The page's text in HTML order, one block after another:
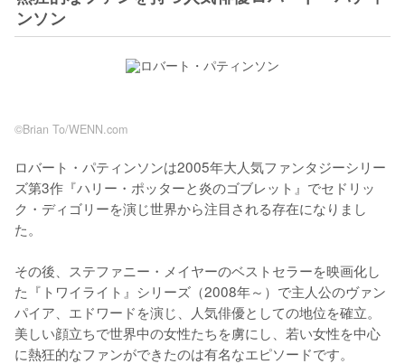
ンソン
©Brian To/WENN.com
ロバート・パティンソンは2005年大人気ファンタジーシリー
ズ第3作『ハリー・ポッターと炎のゴブレット』でセドリッ
ク・ディゴリーを演じ世界から注目される存在になりまし
た。
その後、ステファニー・メイヤーのベストセラーを映画化し
た『トワイライト』シリーズ（2008年～）で主人公のヴァン
パイア、エドワードを演じ、人気俳優としての地位を確立。
美しい顔立ちで世界中の女性たちを虜にし、若い女性を中心
に熱狂的なファンができたのは有名なエピソードです。